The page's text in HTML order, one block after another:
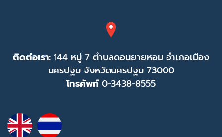
ติดต่อเรา: 144 หมู่ 7 ตำบลดอนยายหอม อำเภอเมือง
นครปฐม จังหวัดนครปฐม 73000
โทรศัพท์ 0-3438-8555